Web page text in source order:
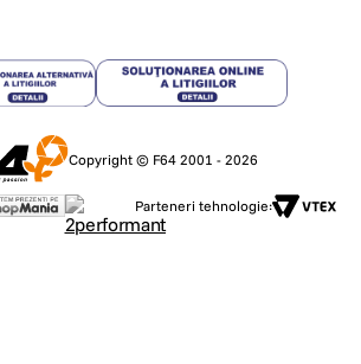
Copyright © F64 2001 - 2026
Parteneri tehnologie: